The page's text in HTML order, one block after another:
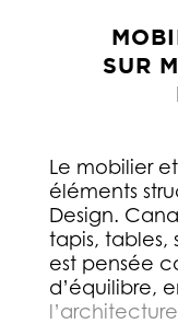
SUR
Le mobilier
éléments
Design.
tapis, tables,
est pensée
d’équilibre,
l’architecture